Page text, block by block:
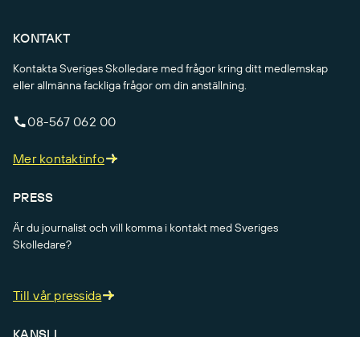
KONTAKT
Kontakta Sveriges Skolledare med frågor kring ditt medlemskap
eller allmänna fackliga frågor om din anställning.
08-567 062 00
Mer kontaktinfo
PRESS
Är du journalist och vill komma i kontakt med Sveriges
Skolledare?
Till vår pressida